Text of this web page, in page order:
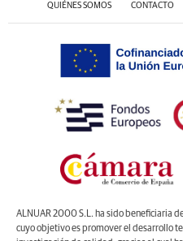
QUIÉNES SOMOS CONTACTO
ALNUAR 2000 S.L. ha sido beneficiaria
cuyo objetivo es promover el desarrollo